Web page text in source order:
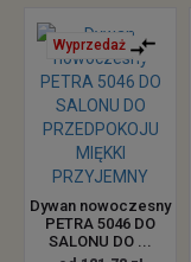
Wyprzedaż
Dywan nowoczesny
PETRA 5046 DO
SALONU DO ...